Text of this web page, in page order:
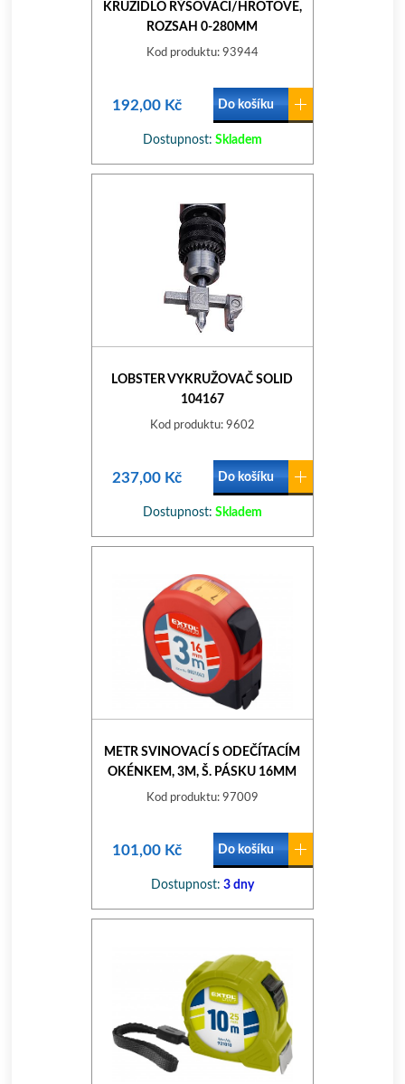
KRUŽIDLO RÝSOVACÍ/HROTOVÉ,
ROZSAH 0-280MM
Kod produktu: 93944
192,00 Kč Do košíku
Dostupnost: Skladem
LOBSTER VYKRUŽOVAČ SOLID
104167
Kod produktu: 9602
237,00 Kč Do košíku
Dostupnost: Skladem
METR SVINOVACÍ S ODEČÍTACÍM
OKÉNKEM, 3M, Š. PÁSKU 16MM
Kod produktu: 97009
101,00 Kč Do košíku
Dostupnost: 3 dny